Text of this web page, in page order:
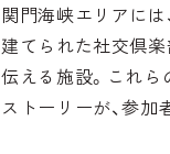
関門海峡エリアに
建てられた社交倶
伝える施設。これら
ストーリーが、参加